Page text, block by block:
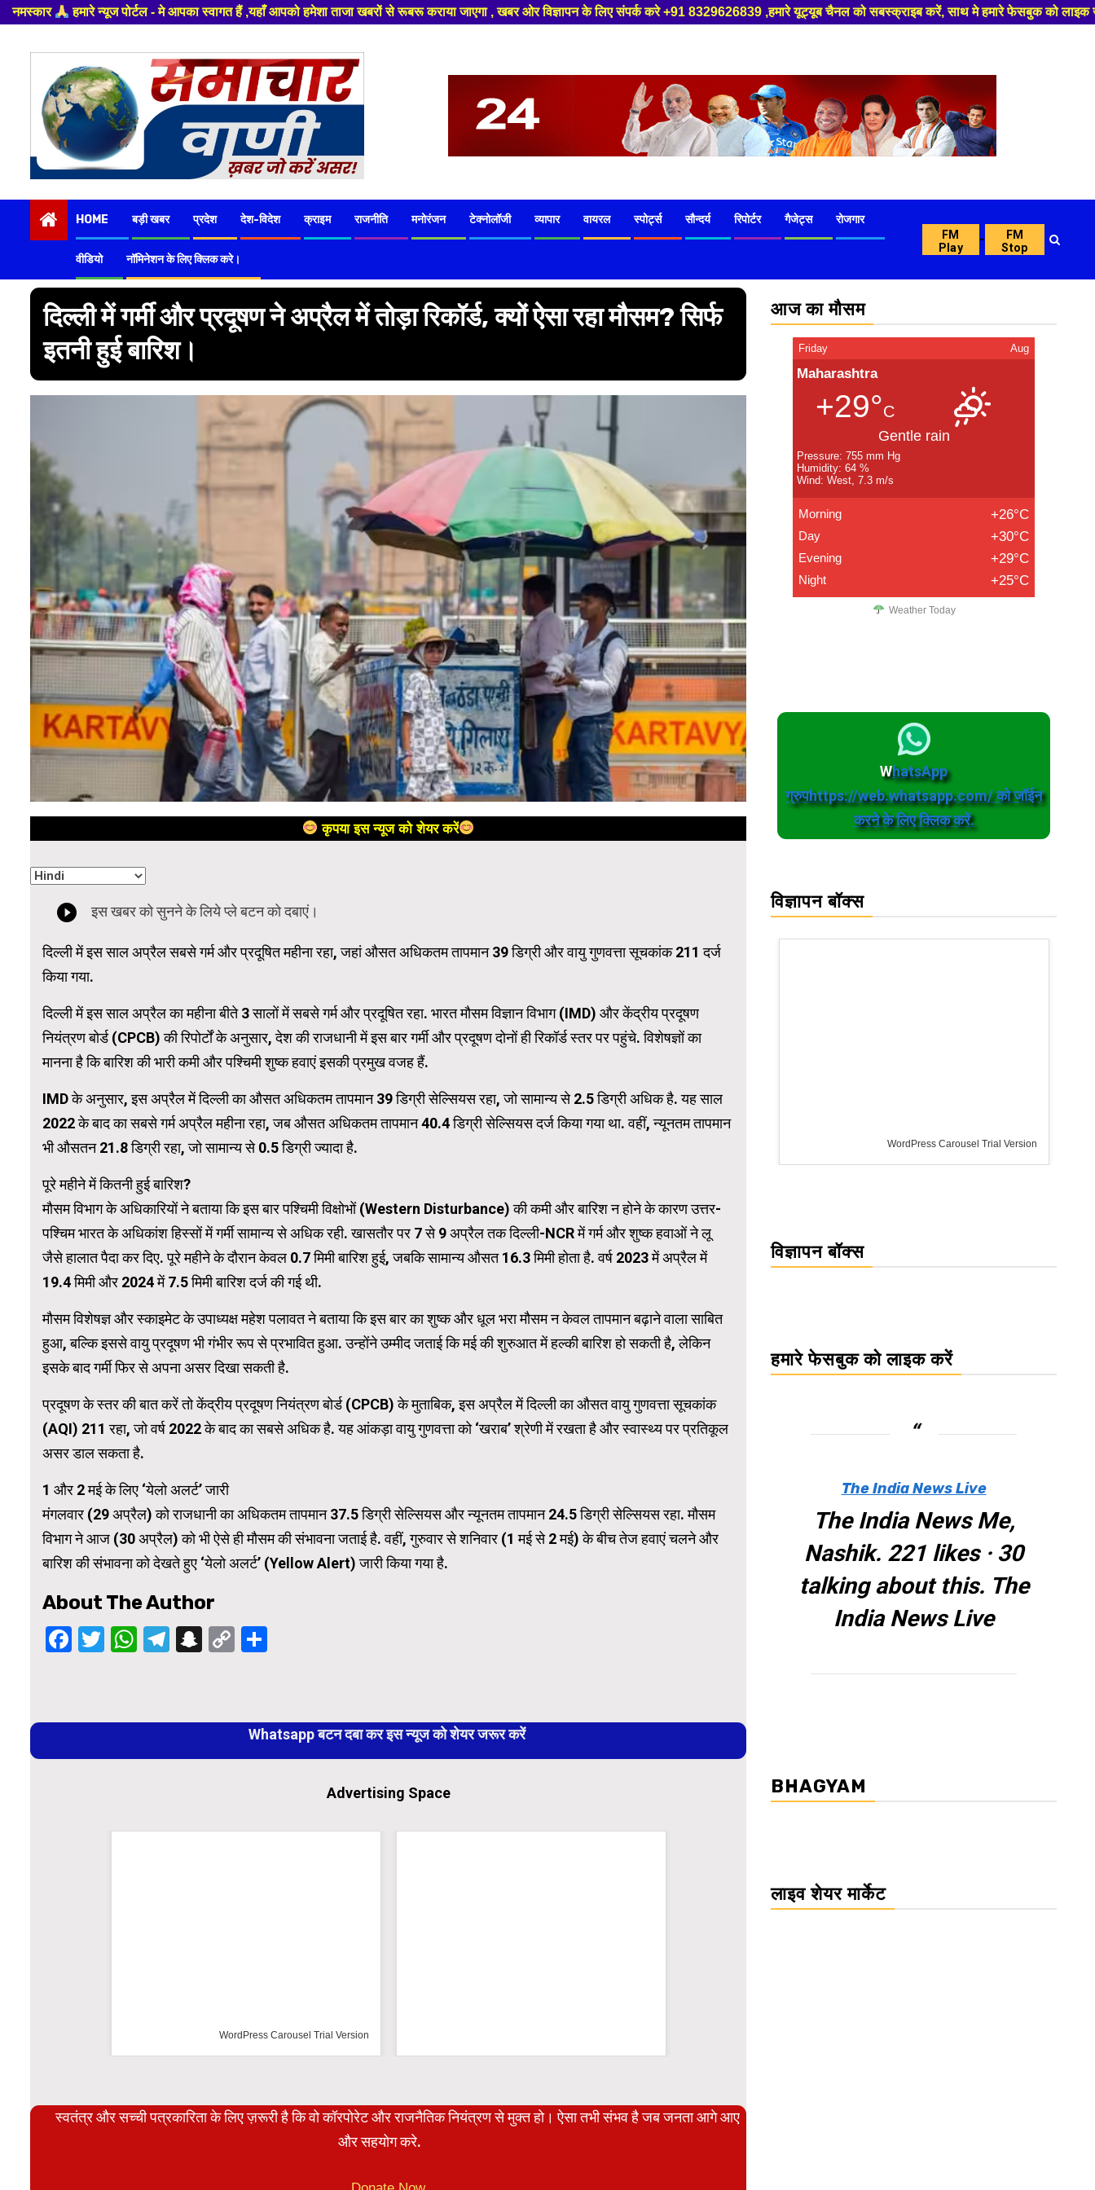
- मे आपका स्वागत हैं ,यहाँ आपको हमेशा ताजा खबरों से रूबरू कराया जाएगा , खबर ओर विज्ञापन के लिए संपर्क करे +91 8329626839 ,हमारे यूट्यूब चैनल को सबस्क्राइब करें, साथ मे हमारे फेसबुक को लाइक जरूर करें ,
content
HOME बड़ी खबर प्रदेश देश-विदेश क्राइम राजनीति मनोरंजन टेक्नोलॉजी व्यापार वायरल स्पोर्ट्स सौन्दर्य रिपोर्टर गैजेट्स रोजगार
वीडियो नॉमिनेशन के लिए क्लिक करे।
FM
Play
-
FM
Stop
दिल्ली में गर्मी और प्रदूषण ने अप्रैल में तोड़ा रिकॉर्ड, क्यों ऐसा रहा मौसम? सिर्फ
इतनी हुई बारिश।
कृपया इस न्यूज को शेयर करें
दिल्ली में इस साल अप्रैल सबसे गर्म और प्रदूषित महीना रहा, जहां औसत अधिकतम तापमान 39 डिग्री और वायु गुणवत्ता सूचकांक 211 दर्ज
किया गया.
दिल्ली में इस साल अप्रैल का महीना बीते 3 सालों में सबसे गर्म और प्रदूषित रहा. भारत मौसम विज्ञान विभाग (IMD) और केंद्रीय प्रदूषण
नियंत्रण बोर्ड (CPCB) की रिपोर्टों के अनुसार, देश की राजधानी में इस बार गर्मी और प्रदूषण दोनों ही रिकॉर्ड स्तर पर पहुंचे. विशेषज्ञों का
मानना है कि बारिश की भारी कमी और पश्चिमी शुष्क हवाएं इसकी प्रमुख वजह हैं.
IMD के अनुसार, इस अप्रैल में दिल्ली का औसत अधिकतम तापमान 39 डिग्री सेल्सियस रहा, जो सामान्य से 2.5 डिग्री अधिक है. यह साल
2022 के बाद का सबसे गर्म अप्रैल महीना रहा, जब औसत अधिकतम तापमान 40.4 डिग्री सेल्सियस दर्ज किया गया था. वहीं, न्यूनतम तापमान
भी औसतन 21.8 डिग्री रहा, जो सामान्य से 0.5 डिग्री ज्यादा है.
पूरे महीने में कितनी हुई बारिश?
मौसम विभाग के अधिकारियों ने बताया कि इस बार पश्चिमी विक्षोभों (Western Disturbance) की कमी और बारिश न होने के कारण उत्तर-
पश्चिम भारत के अधिकांश हिस्सों में गर्मी सामान्य से अधिक रही. खासतौर पर 7 से 9 अप्रैल तक दिल्ली-NCR में गर्म और शुष्क हवाओं ने लू
जैसे हालात पैदा कर दिए. पूरे महीने के दौरान केवल 0.7 मिमी बारिश हुई, जबकि सामान्य औसत 16.3 मिमी होता है. वर्ष 2023 में अप्रैल में
19.4 मिमी और 2024 में 7.5 मिमी बारिश दर्ज की गई थी.
मौसम विशेषज्ञ और स्काइमेट के उपाध्यक्ष महेश पलावत ने बताया कि इस बार का शुष्क और धूल भरा मौसम न केवल तापमान बढ़ाने वाला साबित
हुआ, बल्कि इससे वायु प्रदूषण भी गंभीर रूप से प्रभावित हुआ. उन्होंने उम्मीद जताई कि मई की शुरुआत में हल्की बारिश हो सकती है, लेकिन
इसके बाद गर्मी फिर से अपना असर दिखा सकती है.
प्रदूषण के स्तर की बात करें तो केंद्रीय प्रदूषण नियंत्रण बोर्ड (CPCB) के मुताबिक, इस अप्रैल में दिल्ली का औसत वायु गुणवत्ता सूचकांक
(AQI) 211 रहा, जो वर्ष 2022 के बाद का सबसे अधिक है. यह आंकड़ा वायु गुणवत्ता को ‘खराब’ श्रेणी में रखता है और स्वास्थ्य पर प्रतिकूल
असर डाल सकता है.
1 और 2 मई के लिए ‘येलो अलर्ट’ जारी
मंगलवार (29 अप्रैल) को राजधानी का अधिकतम तापमान 37.5 डिग्री सेल्सियस और न्यूनतम तापमान 24.5 डिग्री सेल्सियस रहा. मौसम
विभाग ने आज (30 अप्रैल) को भी ऐसे ही मौसम की संभावना जताई है. वहीं, गुरुवार से शनिवार (1 मई से 2 मई) के बीच तेज हवाएं चलने और
बारिश की संभावना को देखते हुए ‘येलो अलर्ट’ (Yellow Alert) जारी किया गया है.
About The Author
Facebook
Twitter
WhatsApp
Telegram
Snapchat
Copy
Reading
Whatsapp बटन दबा कर इस न्यूज को शेयर जरूर करें
Advertising Space
WordPress Carousel Trial Version
स्वतंत्र और सच्ची पत्रकारिता के लिए ज़रूरी है कि वो कॉरपोरेट और राजनैतिक नियंत्रण से मुक्त हो। ऐसा तभी संभव है जब जनता आगे आए
और सहयोग करे.
आज का मौसम
Friday Aug
Maharashtra
+29°C
Gentle rain
Pressure: 755 mm Hg
Humidity: 64 %
Wind: West, 7.3 m/s
Morning +26°C
Day +30°C
Evening +29°C
Night +25°C
Weather Today
WhatsApp
ग्रुपhttps://web.whatsapp.com/ को जॉईन
करने के लिए क्लिक करें.
विज्ञापन बॉक्स
WordPress Carousel Trial Version
विज्ञापन बॉक्स
हमारे फेसबुक को लाइक करें
The India News Live
The India News Me,
Nashik. 221 likes · 30
talking about this. The
India News Live
BHAGYAM
लाइव शेयर मार्केट